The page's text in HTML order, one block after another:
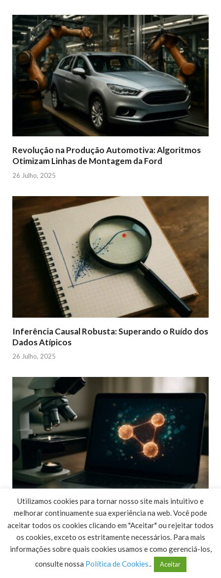
Revolução na Produção Automotiva: Algoritmos
Otimizam Linhas de Montagem da Ford
26 Julho, 2025
Inferência Causal Robusta: Superando o Ruído dos
Dados Atípicos
26 Julho, 2025
Novo Olhar sobre a Hadronização: Unindo Quarks
à Matéria Cotidiana
26 Julho, 2025
Utilizamos cookies para tornar nosso site mais intuitivo e
melhorar continuamente sua experiência na web. Você pode
aceitar todos os cookies clicando em "Aceitar" ou rejeitar todos
os cookies, exceto os estritamente necessários. Para mais
informações sobre quais cookies usamos e como gerenciá-los,
consulte nossa Política de Cookies.. Aceitar